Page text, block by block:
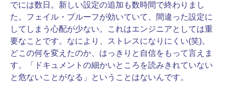
でには数日。新しい設定の追加も数時間で終わりまし
た。フェイル・プルーフが効いていて、間違った設定に
してしまう心配が少ない。これはエンジニアとしては重
要なことです。なにより、ストレスになりにくい(笑)。
どこの何を変えたのか、はっきりと自信をもって言えま
す。「ドキュメントの細かいところを読みきれていない
と危ないことがなる」ということはないんです。